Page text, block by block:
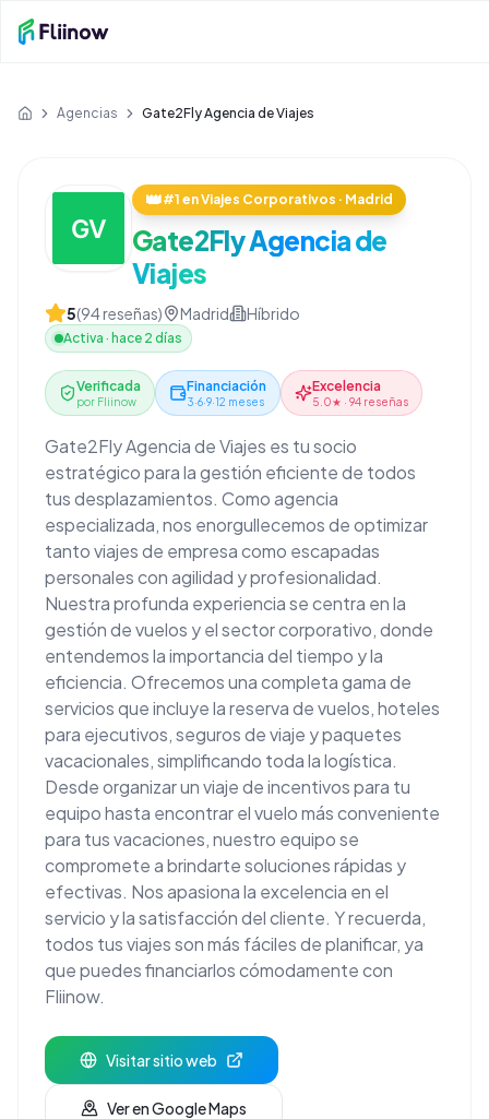
Inicio Agencias Gate2Fly Agencia de Viajes
👑#1 en Viajes Corporativos · Madrid
Gate2Fly Agencia de
Viajes
5(94reseñas) Madrid Híbrido
Activa · hace 2 días
Verificada
por Fliinow
Financiación
3·6·9·12 meses
Excelencia
5.0★ · 94 reseñas
Gate2Fly Agencia de Viajes es tu socio
estratégico para la gestión eficiente de todos
tus desplazamientos. Como agencia
especializada, nos enorgullecemos de optimizar
tanto viajes de empresa como escapadas
personales con agilidad y profesionalidad.
Nuestra profunda experiencia se centra en la
gestión de vuelos y el sector corporativo, donde
entendemos la importancia del tiempo y la
eficiencia. Ofrecemos una completa gama de
servicios que incluye la reserva de vuelos, hoteles
para ejecutivos, seguros de viaje y paquetes
vacacionales, simplificando toda la logística.
Desde organizar un viaje de incentivos para tu
equipo hasta encontrar el vuelo más conveniente
para tus vacaciones, nuestro equipo se
compromete a brindarte soluciones rápidas y
efectivas. Nos apasiona la excelencia en el
servicio y la satisfacción del cliente. Y recuerda,
todos tus viajes son más fáciles de planificar, ya
que puedes financiarlos cómodamente con
Fliinow.
Visitar sitio web
Ver en Google Maps